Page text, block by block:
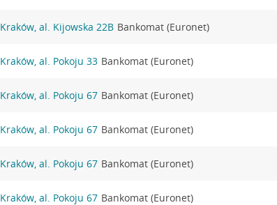
Kraków, al. Kijowska 22B Bankomat (Euronet)
Kraków, al. Pokoju 33 Bankomat (Euronet)
Kraków, al. Pokoju 67 Bankomat (Euronet)
Kraków, al. Pokoju 67 Bankomat (Euronet)
Kraków, al. Pokoju 67 Bankomat (Euronet)
Kraków, al. Pokoju 67 Bankomat (Euronet)